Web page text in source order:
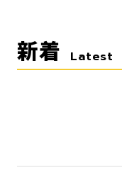
新着 Latest